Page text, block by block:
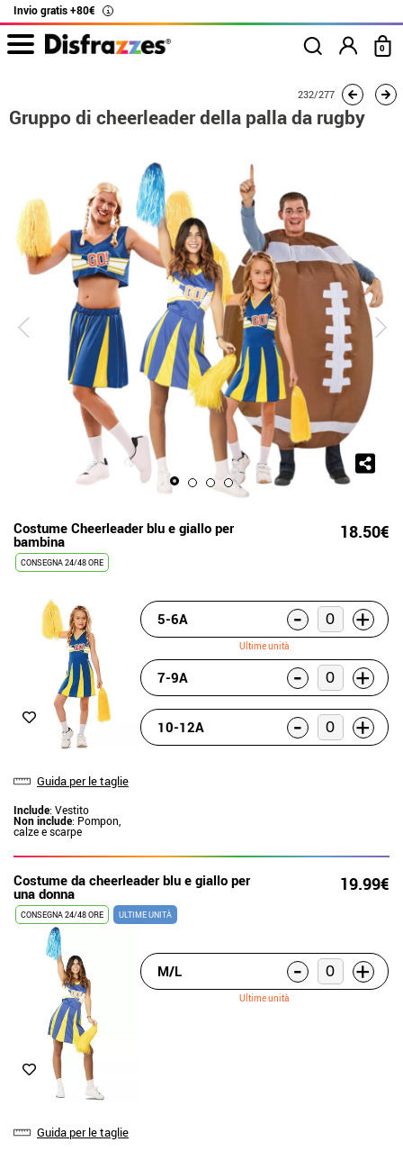
Invio gratis +80€ i
0
Gruppo di cheerleader della palla da
232/277
Gruppo di cheerleader della palla da rugby
Costume Cheerleader blu e giallo per
bambina 18.50€
CONSEGNA 24/48 ORE
Guida per le taglie
Include: Vestito
Non include: Pompon,
calze e scarpe
5-6A - +
Ultime unità
7-9A - +
10-12A - +
Costume da cheerleader blu e giallo per
una donna 19.99€
CONSEGNA 24/48 ORE ULTIME UNITÀ
Guida per le taglie
M/L - +
Ultime unità